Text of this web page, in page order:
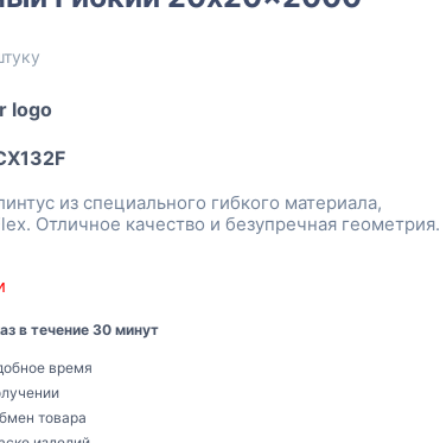
из специального гибкого материала,
Отличное качество и безупречная геометрия.
в течение 30 минут
время
товара